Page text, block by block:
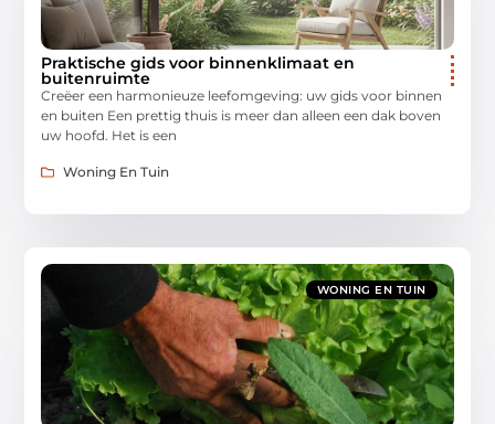
Praktische gids voor binnenklimaat en
buitenruimte
Creëer een harmonieuze leefomgeving: uw gids voor binnen
en buiten Een prettig thuis is meer dan alleen een dak boven
uw hoofd. Het is een
Woning En Tuin
WONING EN TUIN